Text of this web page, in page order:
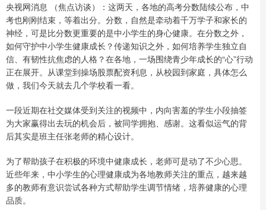
央视网消息 （焦点访谈）：这两天，各地的高考分数陆续公布，中
考也刚刚结束，等着出分。分数，自然是牵动着千万学子和家长的
神经，可是比分数更重要的是中小学生的身心健康。在分数之外，
如何守护中小学生健康成长？传递知识之外，如何培养学生独立自
信、有韧性抗焦虑的人格？在各地，一场围绕青少年成长的“心”行动
正在展开。从课堂到操场股票配资利息，从校园到家庭，具体怎么
做，我们今天就去几个学校看一看。
一段近期在社交媒体受到关注的视频中，内向害羞的学生小段抽签
为大家赢得出去玩的机会后，被同学拥抱、感谢。这看似运气的背
后其实是班主任张老师的精心设计。
为了帮助孩子在积极的环境中健康成长，老师可是动了不少心思。
近些年来，中小学生的心理健康成为各地教师关注的重点，越来越
多的教师有意识尝试各种方式帮助学生调节情绪，培养健康的心理
品质。